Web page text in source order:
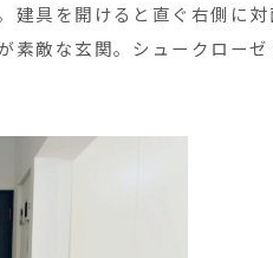
建具を開けると直ぐ右側に
素敵な玄関。シュークローゼ